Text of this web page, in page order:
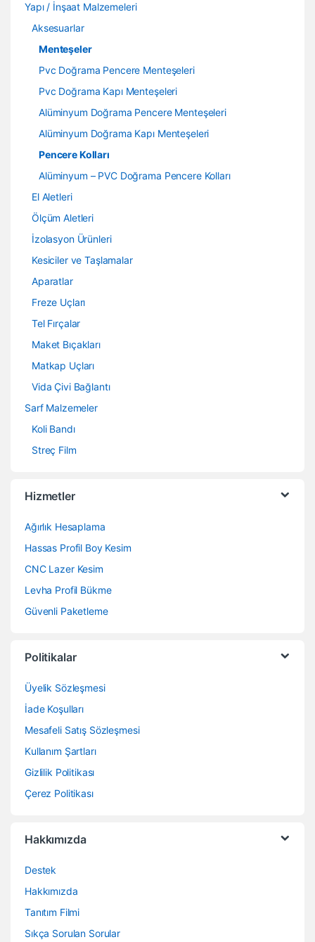
Yapı / İnşaat Malzemeleri
Aksesuarlar
Menteşeler
Pvc Doğrama Pencere Menteşeleri
Pvc Doğrama Kapı Menteşeleri
Alüminyum Doğrama Pencere Menteşeleri
Alüminyum Doğrama Kapı Menteşeleri
Pencere Kolları
Alüminyum – PVC Doğrama Pencere Kolları
El Aletleri
Ölçüm Aletleri
İzolasyon Ürünleri
Kesiciler ve Taşlamalar
Aparatlar
Freze Uçları
Tel Fırçalar
Maket Bıçakları
Matkap Uçları
Vida Çivi Bağlantı
Sarf Malzemeler
Koli Bandı
Streç Film
Hizmetler
Ağırlık Hesaplama
Hassas Profil Boy Kesim
CNC Lazer Kesim
Levha Profil Bükme
Güvenli Paketleme
Politikalar
Üyelik Sözleşmesi
İade Koşulları
Mesafeli Satış Sözleşmesi
Kullanım Şartları
Gizlilik Politikası
Çerez Politikası
Hakkımızda
Destek
Hakkımızda
Tanıtım Filmi
Sıkça Sorulan Sorular